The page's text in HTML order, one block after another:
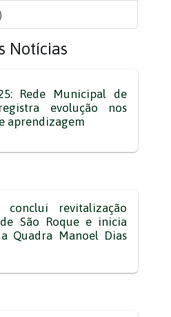
Notícias
Rede Municipal de
evolução nos
aprendizagem
conclui revitalização
São Roque e inicia
Quadra Manoel Dias